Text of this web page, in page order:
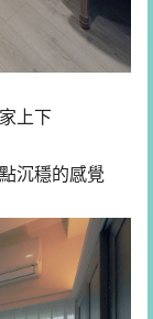
上下
沉穩的感覺